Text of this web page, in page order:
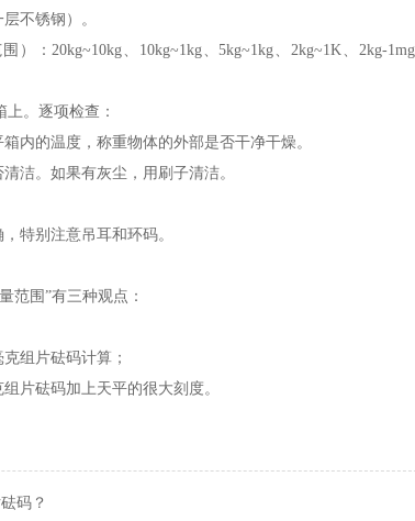
不锈钢）。
：20kg~10kg、10kg~1kg、5kg~1kg、2kg~1K、2kg-
。逐项检查：
内的温度，称重物体的外部是否干净干燥。
洁。如果有灰尘，用刷子清洁。
特别注意吊耳和环码。
范围”有三种观点：
组片砝码计算；
片砝码加上天平的很大刻度。
码？